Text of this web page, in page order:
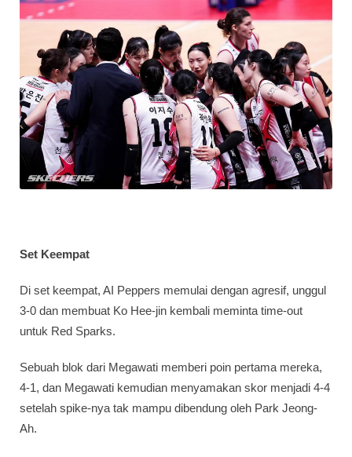
Set Keempat
Di set keempat, AI Peppers memulai dengan agresif, unggul
3-0 dan membuat Ko Hee-jin kembali meminta time-out
untuk Red Sparks.
Sebuah blok dari Megawati memberi poin pertama mereka,
4-1, dan Megawati kemudian menyamakan skor menjadi 4-4
setelah spike-nya tak mampu dibendung oleh Park Jeong-
Ah.